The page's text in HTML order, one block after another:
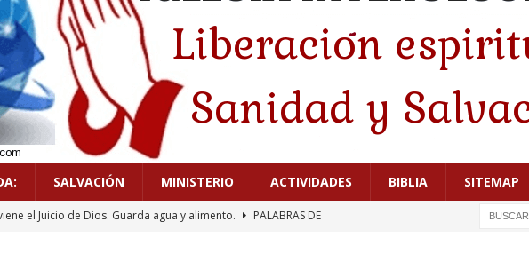
SALVACIÓN MINISTERIO ACTIVIDADES BIBLIA SITEMAP
el Juicio de Dios. Guarda agua y alimento.
PALABRAS DE